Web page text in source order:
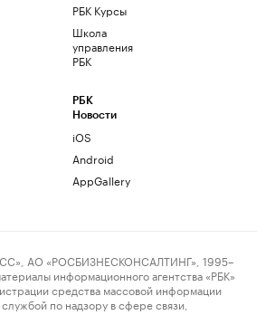
РБК Курсы
Школа
управления
РБК
РБК
Новости
iOS
Android
AppGallery
АО «РОСБИЗНЕСКОНСАЛТИНГ», 1995–
информационного агентства «РБК»
средства массовой информации
по надзору в сфере связи,